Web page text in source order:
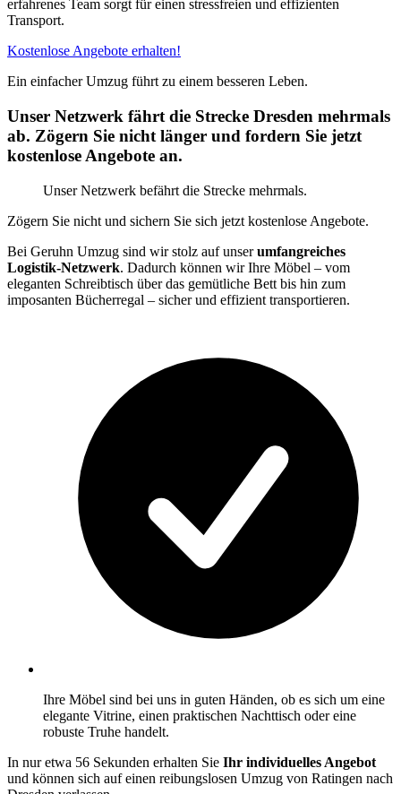
erfahrenes Team sorgt für einen stressfreien und effizienten
Transport.
Kostenlose Angebote erhalten!
Ein einfacher Umzug führt zu einem besseren Leben.
Unser Netzwerk fährt die Strecke Dresden mehrmals
ab. Zögern Sie nicht länger und fordern Sie jetzt
kostenlose Angebote an.
Unser Netzwerk befährt die Strecke mehrmals.
Zögern Sie nicht und sichern Sie sich jetzt kostenlose Angebote.
Bei Geruhn Umzug sind wir stolz auf unserumfangreiches
Logistik-Netzwerk. Dadurch können wir Ihre Möbel – vom
eleganten Schreibtisch über das gemütliche Bett bis hin zum
imposanten Bücherregal – sicher und effizient transportieren.
Ihre Möbel sind bei uns in guten Händen, ob es sich um eine
elegante Vitrine, einen praktischen Nachttisch oder eine
robuste Truhe handelt.
In nur etwa 56 Sekunden erhalten Sie Ihr individuelles Angebot
und können sich auf einen reibungslosen Umzug von Ratingen nach